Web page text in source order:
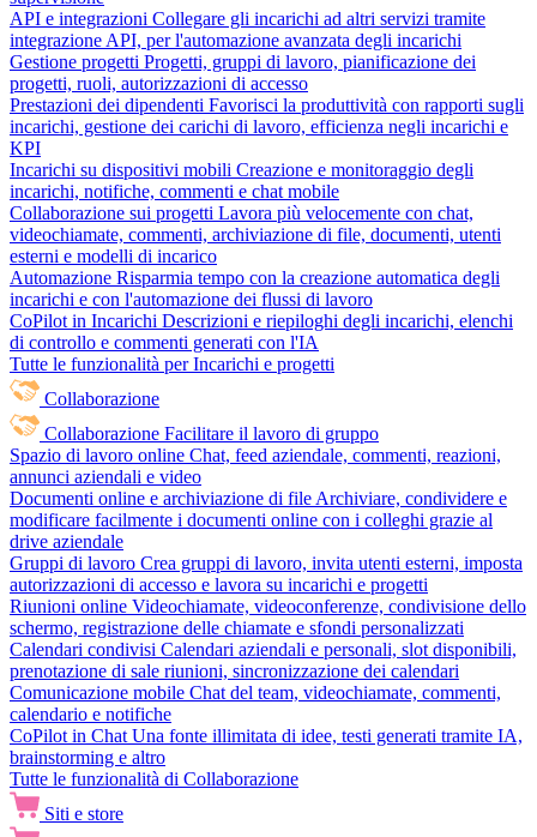
API e integrazioni Collegare gli incarichi ad altri servizi tramite
integrazione API, per l'automazione avanzata degli incarichi
Gestione progetti Progetti, gruppi di lavoro, pianificazione dei
progetti, ruoli, autorizzazioni di accesso
Prestazioni dei dipendenti Favorisci la produttività con rapporti sugli
incarichi, gestione dei carichi di lavoro, efficienza negli incarichi e
KPI
Incarichi su dispositivi mobili Creazione e monitoraggio degli
incarichi, notifiche, commenti e chat mobile
Collaborazione sui progetti Lavora più velocemente con chat,
videochiamate, commenti, archiviazione di file, documenti, utenti
esterni e modelli di incarico
Automazione Risparmia tempo con la creazione automatica degli
incarichi e con l'automazione dei flussi di lavoro
CoPilot in Incarichi Descrizioni e riepiloghi degli incarichi, elenchi
di controllo e commenti generati con l'IA
Tutte le funzionalità per Incarichi e progetti
Collaborazione
Collaborazione Facilitare il lavoro di gruppo
Spazio di lavoro online Chat, feed aziendale, commenti, reazioni,
annunci aziendali e video
Documenti online e archiviazione di file Archiviare, condividere e
modificare facilmente i documenti online con i colleghi grazie al
drive aziendale
Gruppi di lavoro Crea gruppi di lavoro, invita utenti esterni, imposta
autorizzazioni di accesso e lavora su incarichi e progetti
Riunioni online Videochiamate, videoconferenze, condivisione dello
schermo, registrazione delle chiamate e sfondi personalizzati
Calendari condivisi Calendari aziendali e personali, slot disponibili,
prenotazione di sale riunioni, sincronizzazione dei calendari
Comunicazione mobile Chat del team, videochiamate, commenti,
calendario e notifiche
CoPilot in Chat Una fonte illimitata di idee, testi generati tramite IA,
brainstorming e altro
Tutte le funzionalità di Collaborazione
Siti e store